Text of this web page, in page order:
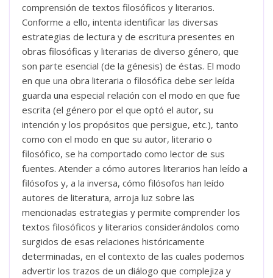
comprensión de textos filosóficos y literarios.
Conforme a ello, intenta identificar las diversas
estrategias de lectura y de escritura presentes en
obras filosóficas y literarias de diverso género, que
son parte esencial (de la génesis) de éstas. El modo
en que una obra literaria o filosófica debe ser leída
guarda una especial relación con el modo en que fue
escrita (el género por el que optó el autor, su
intención y los propósitos que persigue, etc.), tanto
como con el modo en que su autor, literario o
filosófico, se ha comportado como lector de sus
fuentes. Atender a cómo autores literarios han leído a
filósofos y, a la inversa, cómo filósofos han leído
autores de literatura, arroja luz sobre las
mencionadas estrategias y permite comprender los
textos filosóficos y literarios considerándolos como
surgidos de esas relaciones históricamente
determinadas, en el contexto de las cuales podemos
advertir los trazos de un diálogo que complejiza y